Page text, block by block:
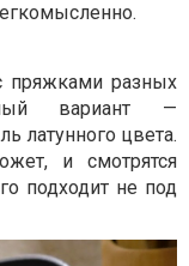
пряжками разных
вариант —
латунного цвета.
и смотрятся
подходит не под